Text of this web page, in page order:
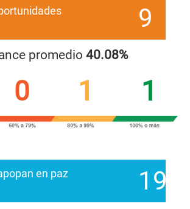
9
promedio 40.08%
0 1 1
en paz 19